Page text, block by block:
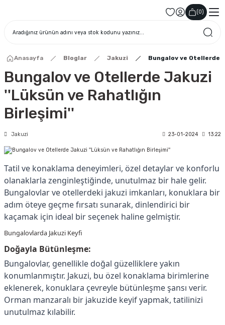
(0)
Anasayfa Bloglar Jakuzi Bungalov ve Otellerde
Bungalov ve Otellerde Jakuzi
''Lüksün ve Rahatlığın
Birleşimi''
Jakuzi 23-01-2024 13:22
Tatil ve konaklama deneyimleri, özel detaylar ve konforlu
olanaklarla zenginleştiğinde, unutulmaz bir hale gelir.
Bungalovlar ve otellerdeki jakuzi imkanları, konuklara bir
adım öteye geçme fırsatı sunarak, dinlendirici bir
kaçamak için ideal bir seçenek haline gelmiştir.
Bungalovlarda Jakuzi Keyfi
Doğayla Bütünleşme:
Bungalovlar, genellikle doğal güzelliklere yakın
konumlanmıştır. Jakuzi, bu özel konaklama birimlerine
eklenerek, konuklara çevreyle bütünleşme şansı verir.
Orman manzaralı bir jakuzide keyif yapmak, tatilinizi
unutulmaz kılabilir.